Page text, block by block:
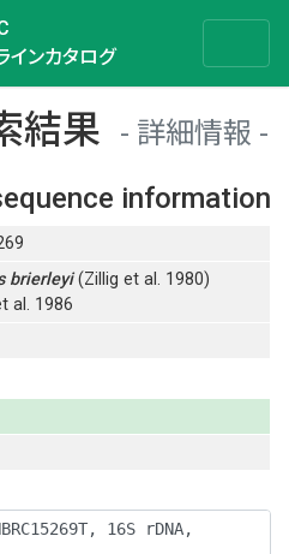
インカタログ
結果
詳細情報
information
brierleyi(Zillig et al. 1980)
al. 1986